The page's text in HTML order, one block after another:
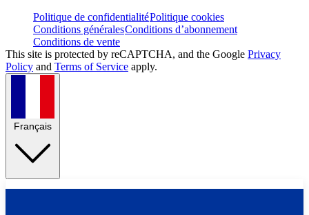
Politique de confidentialitéPolitique cookies
Conditions généralesConditions d’abonnement
Conditions de vente
This site is protected by reCAPTCHA, and the Google Privacy
Policy and Terms of Service apply.
Français